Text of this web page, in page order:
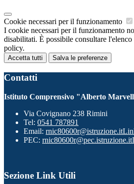
Cookie necessari per il funzionamento
I cookie necessari per il funzionamento
disabilitati. È possibile consultare
policy.
Accetta tutti Salva le preferenze
Contatti
Istituto Comprensivo "Alberto
Via Covignano 238 Rimini
Tel: 0541 787891
Email: rnic80600r@istruzione.it
PEC: rnic80600r@pec.istruzione.it
Sezione Link Utili